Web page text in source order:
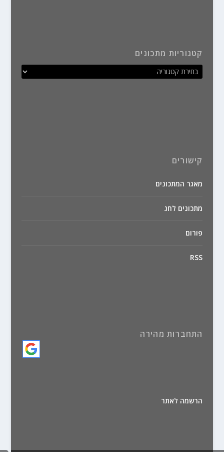
קטגוריות מתכונים
קישורים
מאגר המתכונים
מתכונים לחג
פורום
RSS
התחברות מהירה
הרשמה לאתר